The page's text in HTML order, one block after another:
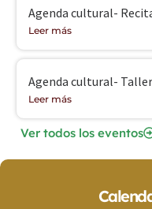
Agenda cultural-
Leer más
Agenda cultural-
Leer más
Ver todos los eventos